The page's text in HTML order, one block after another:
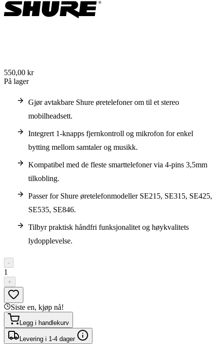
550,00 kr
På lager
Gjør avtakbare Shure øretelefoner om til et stereo
mobilheadsett.
Integrert 1-knapps fjernkontroll og mikrofon for enkel
bytting mellom samtaler og musikk.
Kompatibel med de fleste smarttelefoner via 4-pins 3,5mm
tilkobling.
Passer for Shure øretelefonmodeller SE215, SE315, SE425,
SE535, SE846.
Tilbyr praktisk håndfri funksjonalitet og høykvalitets
lydopplevelse.
-
1
+
Siste en, kjøp nå!
Legg i handlekurv
Levering i 1-4 dager